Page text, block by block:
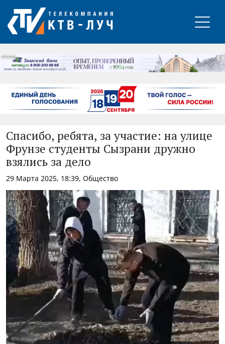
РЕКЛАМА
Спасибо, ребята, за участие: на улице
Фрунзе студенты Сызрани дружно
взялись за дело
29 Марта 2025, 18:39, Общество